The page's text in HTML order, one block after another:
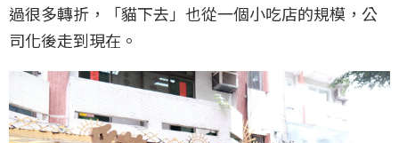
過很多轉折，「貓下去」也從一個小吃店的規模，公
司化後走到現在。